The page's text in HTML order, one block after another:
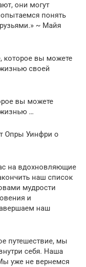
они могут
понять
~ Майя
которое вы можете
своей
вы можете
…
Опры Уинфри о
на вдохновляющие
наш список
мудрости
и
наш
путешествие, мы
себя. Наша
уже не вернемся